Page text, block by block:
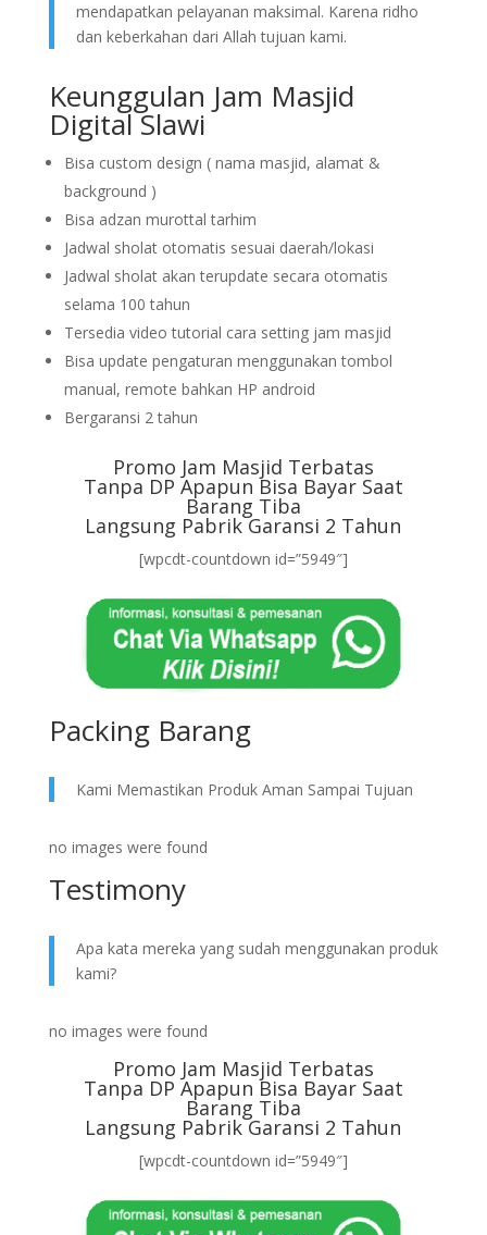
mendapatkan pelayanan maksimal. Karena ridho
dan keberkahan dari Allah tujuan kami.
Keunggulan Jam Masjid
Digital Slawi
Bisa custom design ( nama masjid, alamat &
background )
Bisa adzan murottal tarhim
Jadwal sholat otomatis sesuai daerah/lokasi
Jadwal sholat akan terupdate secara otomatis
selama 100 tahun
Tersedia video tutorial cara setting jam masjid
Bisa update pengaturan menggunakan tombol
manual, remote bahkan HP android
Bergaransi 2 tahun
Promo Jam Masjid Terbatas
Tanpa DP Apapun Bisa Bayar Saat
Barang Tiba
Langsung Pabrik Garansi 2 Tahun
[wpcdt-countdown id=”5949″]
Packing Barang
Kami Memastikan Produk Aman Sampai Tujuan
no images were found
Testimony
Apa kata mereka yang sudah menggunakan produk
kami?
no images were found
Promo Jam Masjid Terbatas
Tanpa DP Apapun Bisa Bayar Saat
Barang Tiba
Langsung Pabrik Garansi 2 Tahun
[wpcdt-countdown id=”5949″]